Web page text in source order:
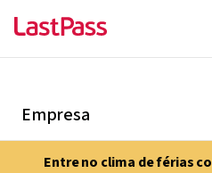
Empresa
Entre no clima de férias